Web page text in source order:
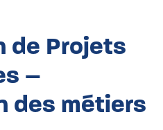
de Projets
–
des métiers